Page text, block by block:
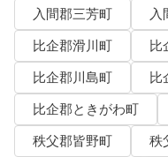
入間郡三芳町
入
比企郡滑川町
比
比企郡川島町
比
比企郡ときがわ町
秩父郡皆野町
秩